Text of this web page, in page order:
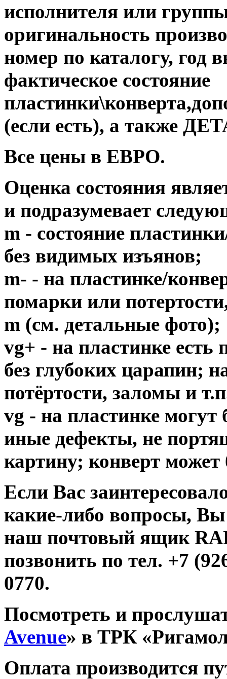
исполнителя или
оригинальность
номер по каталогу, год
фактическое состояние
(если есть), а также
Все цены в ЕВРО.
Оценка состояния
и подразумевает
m - состояние
без видимых изъянов;
m- - на пластинке/
помарки или
m (см. детальные фото);
vg+ - на пластинке есть
без глубоких царапин;
потёртости, заломы и
vg - на пластинке
иные дефекты, не
картину; конверт
Если Вас
какие-либо вопросы,
наш почтовый ящик
позвонить по тел. +7
0770.
Посмотреть и
Avenue» в ТРК
Оплата производится